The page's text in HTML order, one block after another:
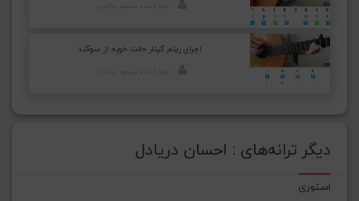
اجرای ریتم گیتار حالت خوبه از سوگند
دیگر ترانه‌های : احسان دریادل
استوری